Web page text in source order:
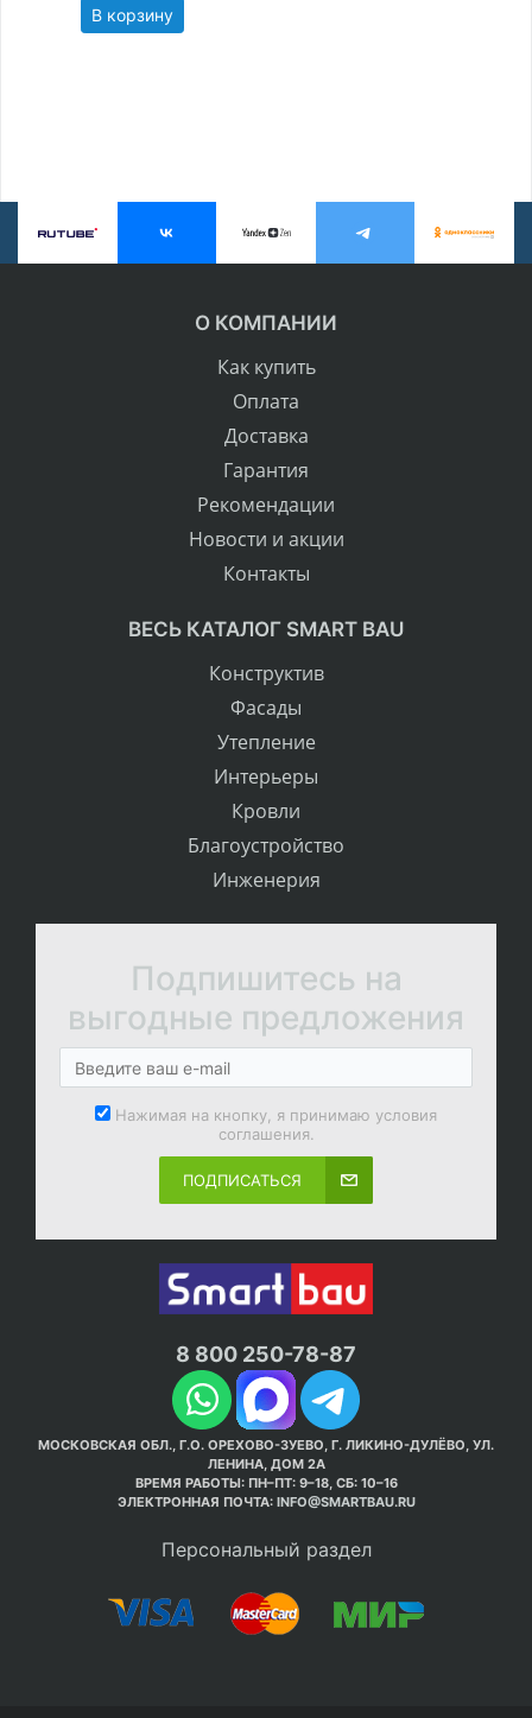
В корзину
О КОМПАНИИ
Как купить
Оплата
Доставка
Гарантия
Рекомендации
Новости и акции
Контакты
ВЕСЬ КАТАЛОГ SMART BAU
Конструктив
Фасады
Утепление
Интерьеры
Кровли
Благоустройство
Инженерия
Подпишитесь на
выгодные предложения
Нажимая на кнопку, я принимаю условия
соглашения.
ПОДПИСАТЬСЯ
8 800 250-78-87
МОСКОВСКАЯ ОБЛ., Г.О. ОРЕХОВО-ЗУЕВО, Г. ЛИКИНО-ДУЛЁВО, УЛ.
ЛЕНИНА, ДОМ 2А
ВРЕМЯ РАБОТЫ: ПН–ПТ: 9–18, СБ: 10–16
ЭЛЕКТРОННАЯ ПОЧТА: INFO@SMARTBAU.RU
Персональный раздел